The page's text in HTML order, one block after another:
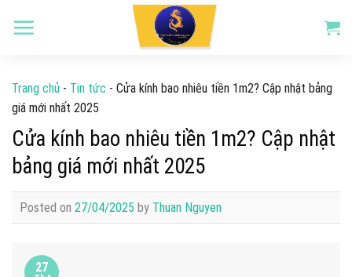
Trang chủ - Tin tức - Cửa kính bao nhiêu tiền 1m2? Cập nhật bảng
giá mới nhất 2025
Cửa kính bao nhiêu tiền 1m2? Cập nhật
bảng giá mới nhất 2025
Posted on 27/04/2025 by Thuan Nguyen
27